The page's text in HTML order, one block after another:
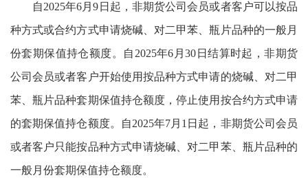
自2025年6月9 日起，非期货公司会员或者客户可以按品
种方式或合约方式申请烧碱、对二甲苯、瓶片品种的一般月
份套期保值持仓额度。自 2025年6 月30 日结算时起，非期货
公司会员或者客户开始使用按品种方式申请的烧碱、对二甲
苯、瓶片品种套期保值持仓额度，停止使用按合约方式申请
的套期保值持仓额度。自2025年7月 1 日起，非期货公司会员
或者客户只能按品种方式申请烧碱、对二甲苯、瓶片品种的
一般月份套期保值持仓额度。